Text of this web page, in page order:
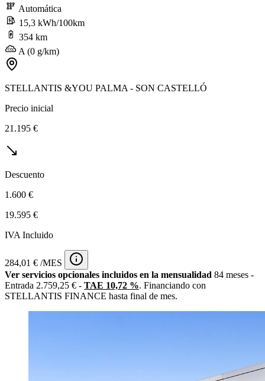
Automática
15,3 kWh/100km
354 km
A (0 g/km)
STELLANTIS &YOU PALMA - SON CASTELLÓ
Precio inicial
21.195 €
Descuento
1.600 €
19.595 €
IVA Incluido
284,01 € /MES
Ver servicios opcionales incluidos en la mensualidad 84 meses -
Entrada 2.759,25 € - TAE 10,72 %. Financiando con
STELLANTIS FINANCE hasta final de mes.